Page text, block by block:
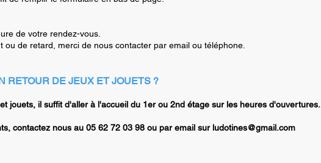
de votre rendez-vous.
ou de retard, merci de nous contacter par email ou téléphone.
RETOUR DE JEUX ET JOUETS ?
jouets, il suffit d'aller à l'accueil du 1er ou 2nd étage sur les heures d'ouvertures.
contactez nous au 05 62 72 03 98 ou par email sur ludotines@gmail.com